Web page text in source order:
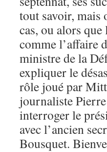
tout savoir, mais
cas, ou alors
comme l’affaire
ministre de la
expliquer le
rôle joué par
journaliste
interroger le
avec l’ancien
Bousquet.